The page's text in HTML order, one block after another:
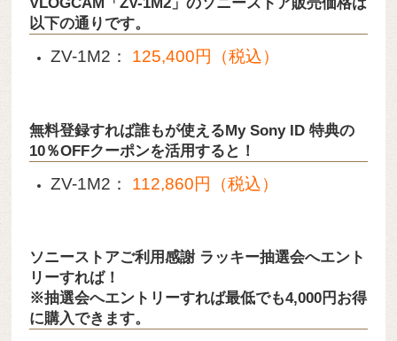
以下の通りです。
ZV-1M2： 125,400円（税込）
無料登録すれば誰もが使えるMy Sony ID 特典の
10％OFFクーポンを活用すると！
ZV-1M2： 112,860円（税込）
ソニーストアご利用感謝 ラッキー抽選会へエント
リーすれば！
※抽選会へエントリーすれば最低でも4,000円お得
に購入できます。